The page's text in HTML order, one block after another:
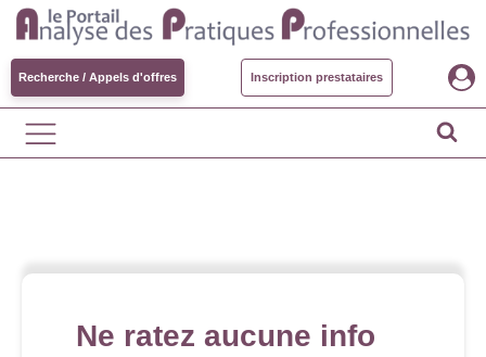
Recherche / Appels d'offres Inscription prestataires
Ne ratez aucune info